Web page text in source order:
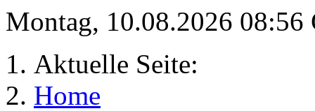
Montag, 10.08.2026 08:56
Aktuelle Seite:
Home